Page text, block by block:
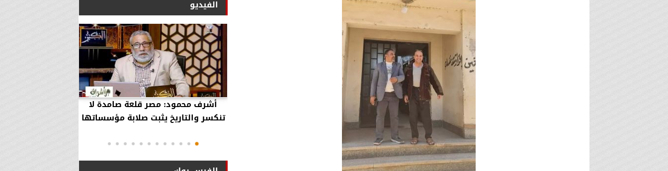
الفيديو
خبير أمني: طهران تستغل التهدئة
لتجارب تحت الأرض وتحالفها مع الصين
أشرف محمود: مصر قلعة صامدة لا
تنكسر والتاريخ يثبت صلابة مؤسساتها